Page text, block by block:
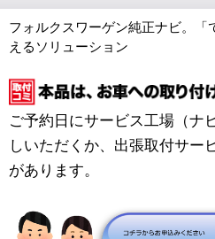
フォルクスワーゲン純正ナビ。「
えるソリューション
ご予約日にサービス工場（ナ
しいただくか、出張取付サー
があります。